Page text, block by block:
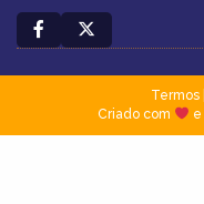
Termos|
Criado com
e